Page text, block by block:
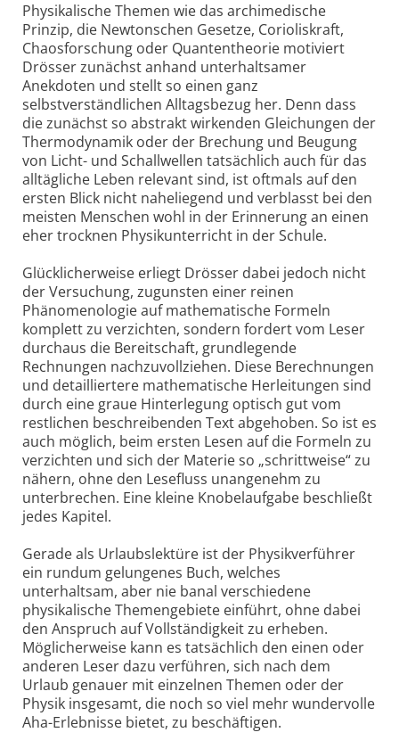
Physikalische Themen wie das archimedische
Prinzip, die Newtonschen Gesetze, Corioliskraft,
Chaosforschung oder Quantentheorie motiviert
Drösser zunächst anhand unterhaltsamer
Anekdoten und stellt so einen ganz
selbstverständlichen Alltagsbezug her. Denn dass
die zunächst so abstrakt wirkenden Gleichungen der
Thermodynamik oder der Brechung und Beugung
von Licht- und Schallwellen tatsächlich auch für das
alltägliche Leben relevant sind, ist oftmals auf den
ersten Blick nicht naheliegend und verblasst bei den
meisten Menschen wohl in der Erinnerung an einen
eher trocknen Physikunterricht in der Schule.
Glücklicherweise erliegt Drösser dabei jedoch nicht
der Versuchung, zugunsten einer reinen
Phänomenologie auf mathematische Formeln
komplett zu verzichten, sondern fordert vom Leser
durchaus die Bereitschaft, grundlegende
Rechnungen nachzuvollziehen. Diese Berechnungen
und detailliertere mathematische Herleitungen sind
durch eine graue Hinterlegung optisch gut vom
restlichen beschreibenden Text abgehoben. So ist es
auch möglich, beim ersten Lesen auf die Formeln zu
verzichten und sich der Materie so „schrittweise“ zu
nähern, ohne den Lesefluss unangenehm zu
unterbrechen. Eine kleine Knobelaufgabe beschließt
jedes Kapitel.
Gerade als Urlaubslektüre ist der Physikverführer
ein rundum gelungenes Buch, welches
unterhaltsam, aber nie banal verschiedene
physikalische Themengebiete einführt, ohne dabei
den Anspruch auf Vollständigkeit zu erheben.
Möglicherweise kann es tatsächlich den einen oder
anderen Leser dazu verführen, sich nach dem
Urlaub genauer mit einzelnen Themen oder der
Physik insgesamt, die noch so viel mehr wundervolle
Aha-Erlebnisse bietet, zu beschäftigen.